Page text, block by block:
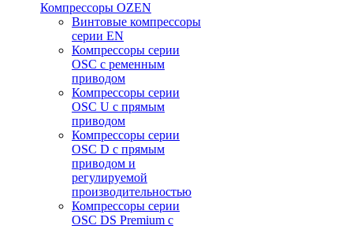
Компрессоры OZEN
Винтовые компрессоры
серии EN
Компрессоры серии
OSC с ременным
приводом
Компрессоры серии
OSC U с прямым
приводом
Компрессоры серии
OSC D с прямым
приводом и
регулируемой
производительностью
Компрессоры серии
OSC DS Premium с